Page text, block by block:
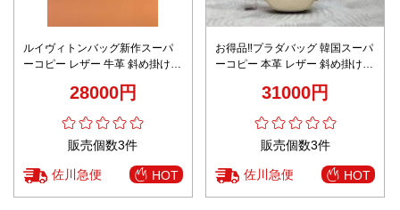
ルイヴィトンバッグ新作スーパ
ーコピー レザー 牛革 斜め掛けバ
28000円
販売個数3件
佐川急便 HOT
お得品‼プラダバッグ 韓国スーパ
ーコピー 本革 レザー 斜め掛けバ
31000円
販売個数3件
佐川急便 HOT